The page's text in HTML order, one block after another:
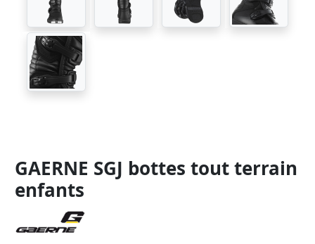
GAERNE SGJ bottes tout terrain
enfants